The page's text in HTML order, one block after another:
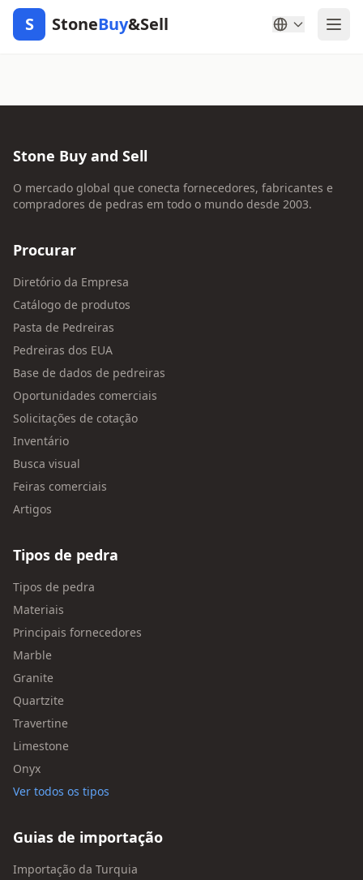
S StoneBuy&Sell
Stone Buy and Sell
O mercado global que conecta fornecedores, fabricantes e
compradores de pedras em todo o mundo desde 2003.
Procurar
Diretório da Empresa
Catálogo de produtos
Pasta de Pedreiras
Pedreiras dos EUA
Base de dados de pedreiras
Oportunidades comerciais
Solicitações de cotação
Inventário
Busca visual
Feiras comerciais
Artigos
Tipos de pedra
Tipos de pedra
Materiais
Principais fornecedores
Marble
Granite
Quartzite
Travertine
Limestone
Onyx
Ver todos os tipos
Guias de importação
Importação da Turquia